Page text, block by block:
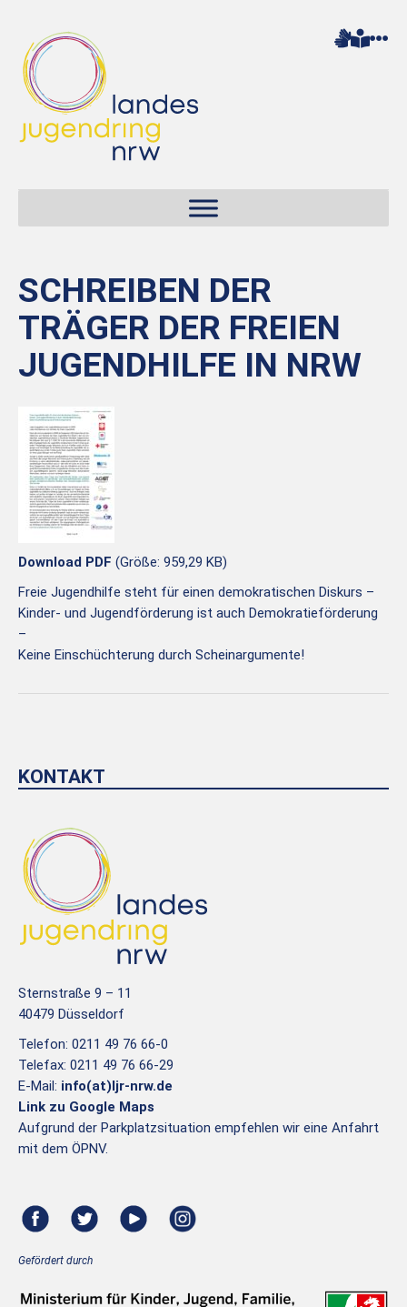
SCHREIBEN DER
TRÄGER DER FREIEN
JUGENDHILFE IN NRW
Download PDF (Größe: 959,29 KB)
Freie Jugendhilfe steht für einen demokratischen Diskurs –
Kinder- und Jugendförderung ist auch Demokratieförderung
–
Keine Einschüchterung durch Scheinargumente!
KONTAKT
Sternstraße 9 – 11
40479 Düsseldorf
Telefon: 0211 49 76 66-0
Telefax: 0211 49 76 66-29
E-Mail: info(at)ljr-nrw.de
Link zu Google Maps
Aufgrund der Parkplatzsituation empfehlen wir eine Anfahrt
mit dem ÖPNV.
Gefördert durch